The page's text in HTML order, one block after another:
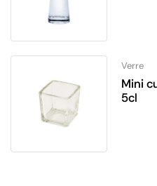
Verre
Mini
5cl